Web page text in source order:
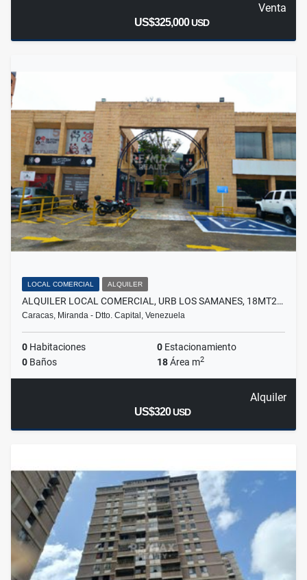
Venta
US$325,000USD
LOCAL COMERCIAL ALQUILER
ALQUILER LOCAL COMERCIAL, URB LOS SAMANES, 18MT2…
Caracas, Miranda - Dtto. Capital, Venezuela
0 Habitaciones 0 Estacionamiento
0 Baños 18Área m2
Alquiler
US$320USD